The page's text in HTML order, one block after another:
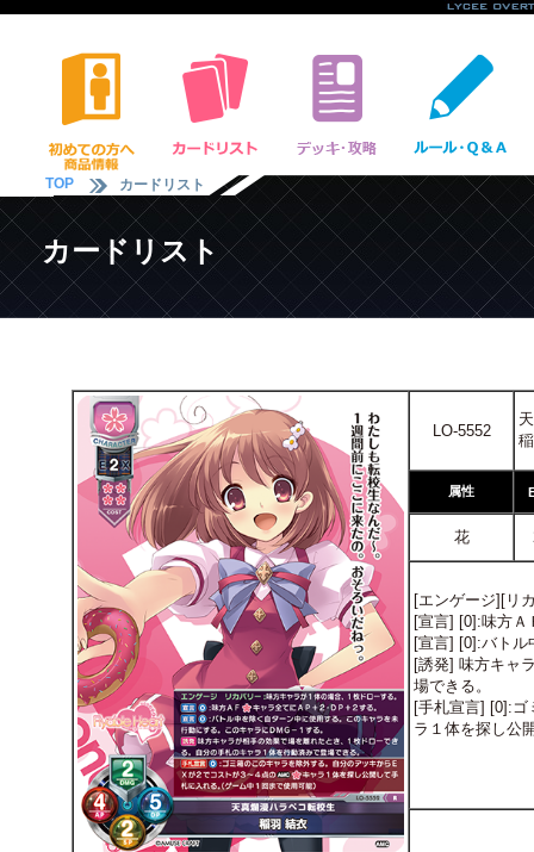
TOP カードリスト
カードリスト
LO-5552
属性
花
[エンゲージ][リ
[宣言] [0]:味方Ａ
[宣言] [0]:バトル
[誘発] 味方キャ
場できる。
[手札宣言] [0]:ゴ
ラ１体を探し公